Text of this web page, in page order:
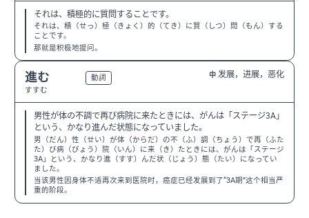
それは、積極的に質問することです。
それは、積（せっ）極（きょく）的（てき）に質（しつ）問（もん）する
ことです。
那就是积极地提问。
進む
すすむ
動詞 中 发展，进展，恶化
男性が体の不調で再び病院に来たときには、がんは「ステージ3A」
という、かなり進んだ状態になっていました。
男（だん）性（せい）が体（からだ）の不（ふ）調（ちょう）で再（ふた
た）び病（びょう）院（いん）に来（き）たときには、がんは「ステージ
3A」という、かなり進（すす）んだ状（じょう）態（たい）になってい
ました。
当该男性因身体不适再次来到医院时，癌症已经发展到了“3A期”这个相当严
重的阶段。